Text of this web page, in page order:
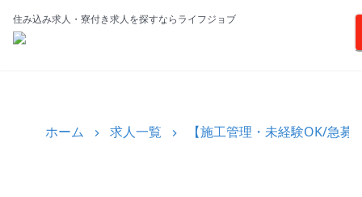
住み込み求人・寮付き求人を探すならライフジョブ
ホーム 求人一覧 【施工管理・未経験OK/急